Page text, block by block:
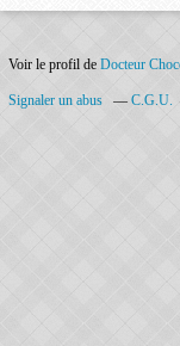
Voir le profil de Docteur
Signaler un abus C.G.U.